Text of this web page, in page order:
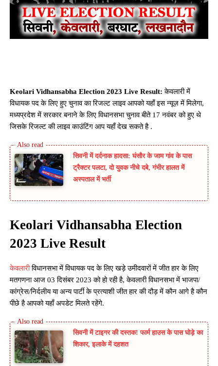
Keolari Vidhansabha Election 2023 Live Result: केवलारी में
विधायक पद के लिए हुए चुनाव का रिजल्ट लाइव आपको यहाँ इस न्यूज़ में मिलेगा,
मध्यप्रदेश में सरकार बनाने के लिए विधानसभा चुनाव बीते 17 नवंबर को हुए थे
जिसके रिजल्ट की लाइव काउंटिंग आप यहाँ देख सकते है .
सिवनी में दर्दनाक हादसा: घंसौर के जाम गांव के पास
ट्रैक्टर पलटा, दो युवक नीचे दबे, गंभीर हालत में
अस्पताल में भर्ती
Keolari Vidhansabha Election
2023 Live Result
केवलारीविधानसभा में विधायक पद के लिए खड़े उमीदवारों में जीत हार के लिए
मतगणना आज 03 दिसंबर 2023 को हो रही है, केवलारी विधानसभा में भाजपा/
कांग्रेस/निर्दलीय या अन्य पार्टी के प्रत्याशी जीत हार की दौड़ में कौन आगे है कौन
पीछे है आपको यहाँ अपडेट मिलते रहेंगे.
सिवनी में टाइगर की दस्तक! फार्म हाउस के पास घोड़े का
शिकार, इलाके में दहशत